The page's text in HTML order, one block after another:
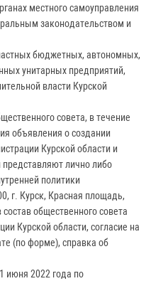
местного самоуправления
законодательством и
бюджетных, автономных,
унитарных предприятий,
власти Курской
совета, в течение
объявления о создании
Курской области и
лично либо
политики
г. Курск, Красная площадь,
общественного совета
Курской области, согласие на
(по форме), справка об
июня 2022 года по